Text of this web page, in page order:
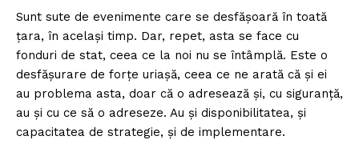
Sunt sute de evenimente care se desfășoară în toată
țara, în același timp. Dar, repet, asta se face cu
fonduri de stat, ceea ce la noi nu se întâmplă. Este o
desfășurare de forțe uriașă, ceea ce ne arată că și ei
au problema asta, doar că o adresează și, cu siguranță,
au și cu ce să o adreseze. Au și disponibilitatea, și
capacitatea de strategie, şi de implementare.